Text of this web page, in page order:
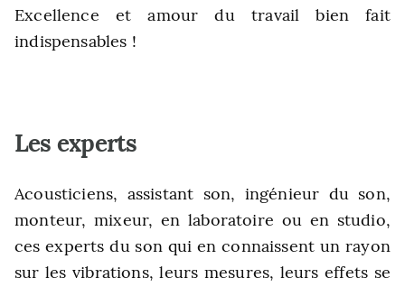
Excellence et amour du travail bien fait
indispensables !
Les experts
Acousticiens, assistant son, ingénieur du son,
monteur, mixeur, en laboratoire ou en studio,
ces experts du son qui en connaissent un rayon
sur les vibrations, leurs mesures, leurs effets se